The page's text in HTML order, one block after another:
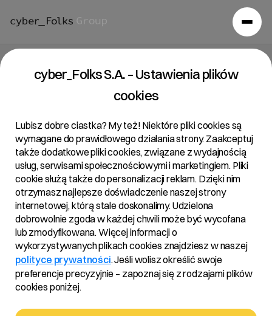
Raport bieżący 21/2019
Temat:
Powiadomienie o transakcjach na akcjach Spółki
Podstawa prawna:
Art. 19 ust. 3 MAR – informacja o transakcjach
wykonywanych przez osoby pełniące obowiązki
zarządcze.
Treść:
cyber_Folks S.A. – Ustawienia plików
cookies
Lubisz dobre ciastka? My też! Niektóre pliki cookies są
wymagane do prawidłowego działania strony. Zaakceptuj
także dodatkowe pliki cookies, związane z wydajnością
usług, serwisami społecznościowymi i marketingiem. Pliki
cookie służą także do personalizacji reklam. Dzięki nim
otrzymasz najlepsze doświadczenie naszej strony
internetowej, którą stale doskonalimy. Udzielona
dobrowolnie zgoda w każdej chwili może być wycofana
lub zmodyfikowana. Więcej informacji o
wykorzystywanych plikach cookies znajdziesz w naszej
polityce prywatności. Jeśli wolisz określić swoje
preferencje precyzyjnie – zapoznaj się z rodzajami plików
cookies poniżej.